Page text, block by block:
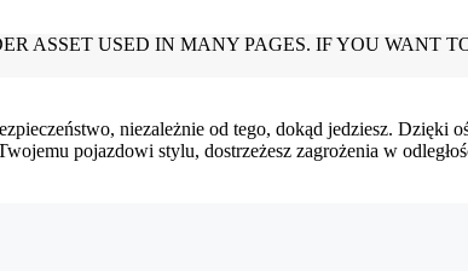
niezależnie od tego, dokąd jedziesz. Dzięki
pojazdowi stylu, dostrzeżesz zagrożenia w